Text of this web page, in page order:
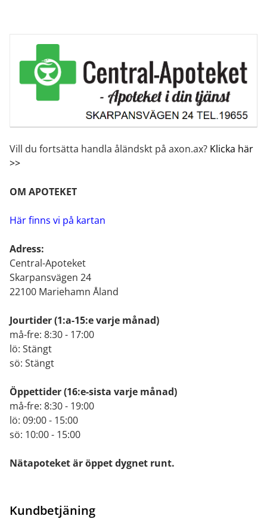
Vill du fortsätta handla åländskt på axon.ax? Klicka här
>>
OM APOTEKET
Här finns vi på kartan
Adress:
Central-Apoteket
Skarpansvägen 24
22100 Mariehamn Åland
Jourtider(1:a-15:e varje månad)
må-fre: 8:30 - 17:00
lö: Stängt
sö: Stängt
Öppettider(16:e-sista varje månad)
må-fre: 8:30 - 19:00
lö: 09:00 - 15:00
sö: 10:00 - 15:00
Nätapoteket är öppet dygnet runt.
Kundbetjäning